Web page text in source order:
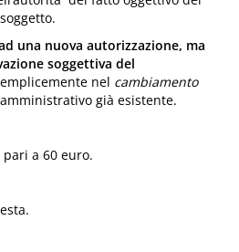
una nuova autorizzazione, ma
soggettiva del
nel cambiamento
già esistente.
a 60 euro.